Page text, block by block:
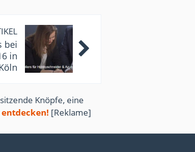
bei
in
Knöpfe, eine
[Reklame]